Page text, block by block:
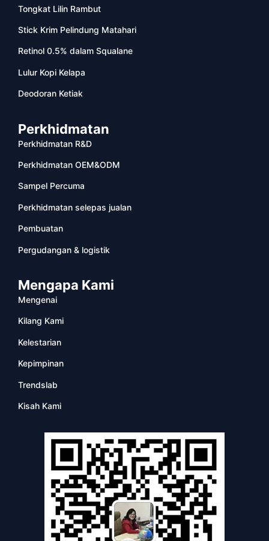
Tongkat Lilin Rambut
Stick Krim Pelindung Matahari
Retinol 0.5% dalam Squalane
Lulur Kopi Kelapa
Deodoran Ketiak
Perkhidmatan
Perkhidmatan R&D
Perkhidmatan OEM&ODM
Sampel Percuma
Perkhidmatan selepas jualan
Pembuatan
Pergudangan & logistik
Mengapa Kami
Mengenai
Kilang Kami
Kelestarian
Kepimpinan
Trendslab
Kisah Kami